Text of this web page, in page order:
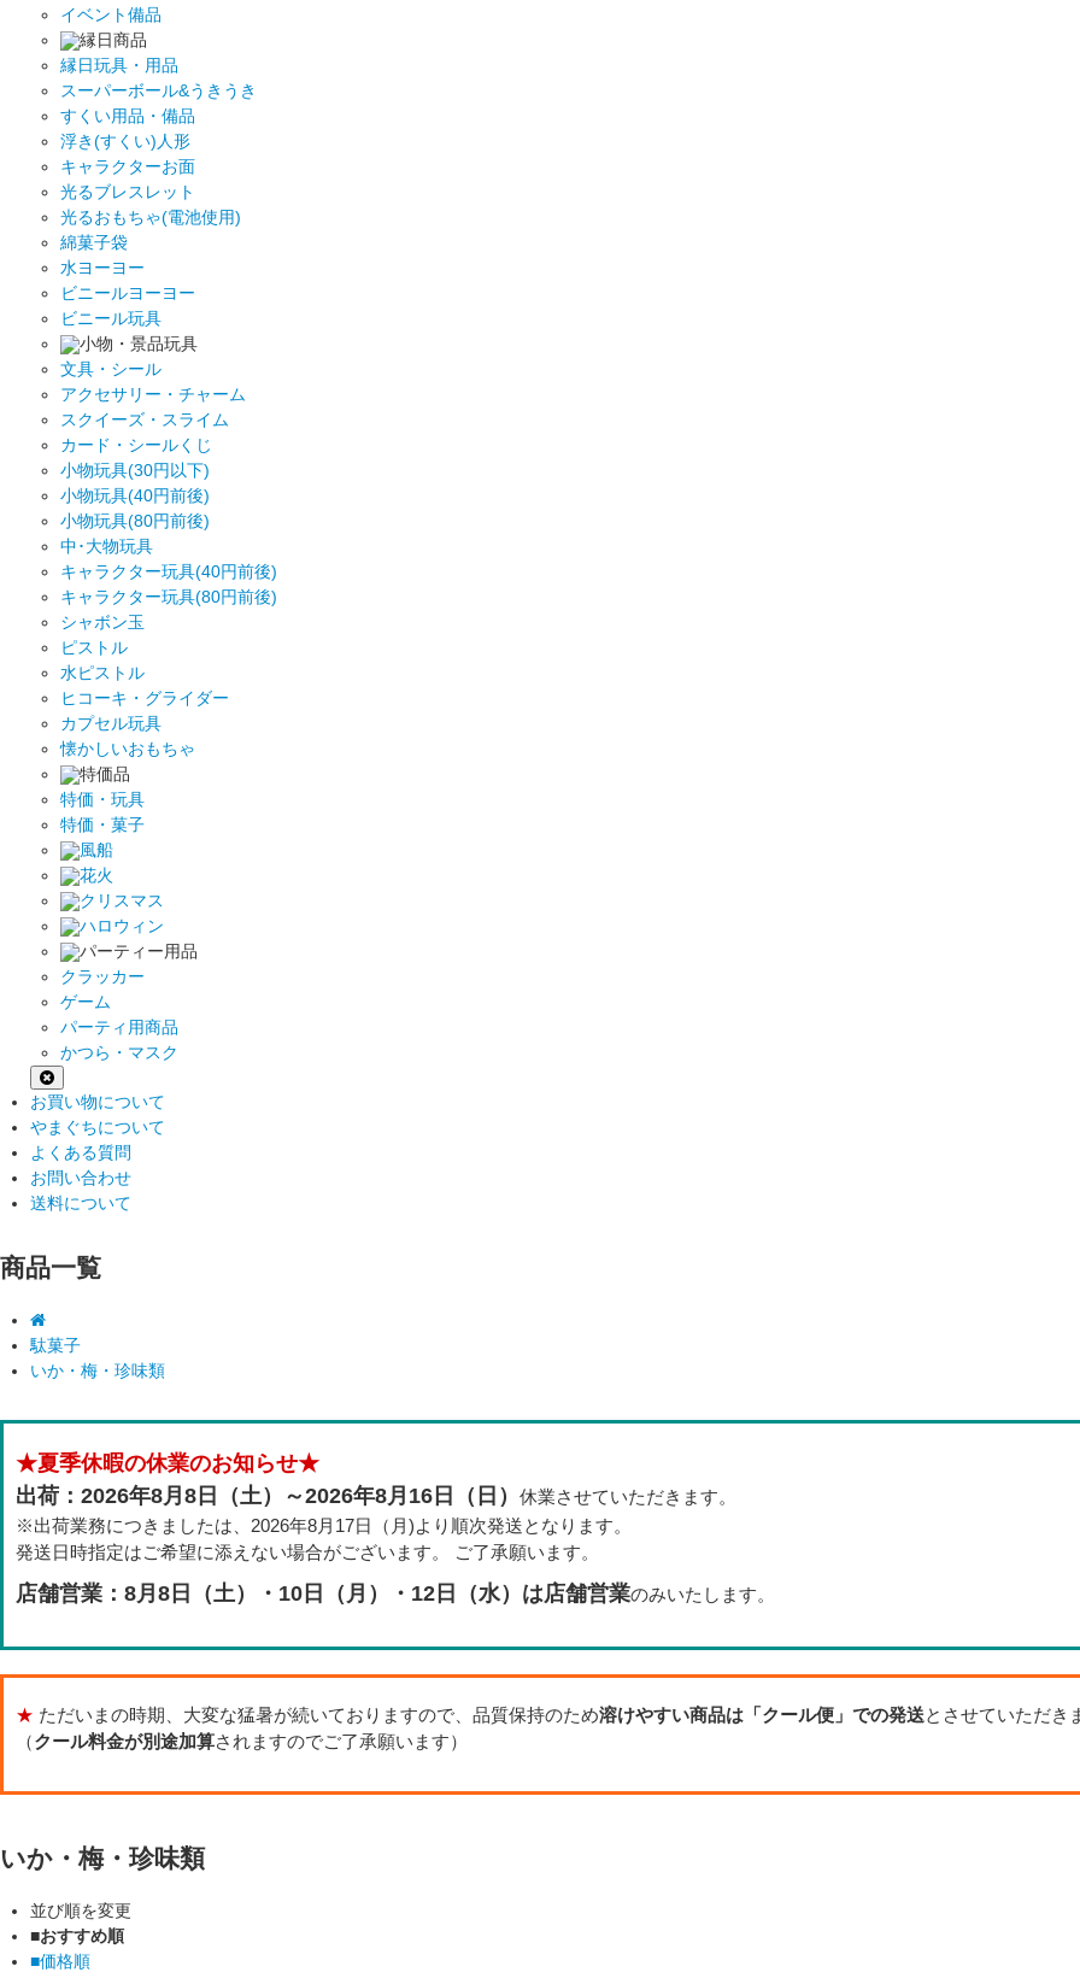
イベント備品
縁日商品
縁日玩具・用品
スーパーボール&うきうき
すくい用品・備品
浮き(すくい)人形
キャラクターお面
光るブレスレット
光るおもちゃ(電池使用)
綿菓子袋
水ヨーヨー
ビニールヨーヨー
ビニール玩具
小物・景品玩具
文具・シール
アクセサリー・チャーム
スクイーズ・スライム
カード・シールくじ
小物玩具(30円以下)
小物玩具(40円前後)
小物玩具(80円前後)
中･大物玩具
キャラクター玩具(40円前後)
キャラクター玩具(80円前後)
シャボン玉
ピストル
水ピストル
ヒコーキ・グライダー
カプセル玩具
懐かしいおもちゃ
特価品
特価・玩具
特価・菓子
風船
花火
クリスマス
ハロウィン
パーティー用品
クラッカー
ゲーム
パーティ用商品
かつら・マスク
お買い物について
やまぐちについて
よくある質問
お問い合わせ
送料について
商品一覧
駄菓子
いか・梅・珍味類
★夏季休暇の休業のお知らせ★
出荷：2026年8月8日（土）～2026年8月16日（日） 休業させていただきます。
※出荷業務につきましたは、2026年8月17日（月)より順次発送となります。
発送日時指定はご希望に添えない場合がございます。 ご了承願います。
店舗営業：8月8日（土）・10日（月）・12日（水）は店舗営業のみいたします。
★ ただいまの時期、大変な猛暑が続いておりますので、品質保持のため溶けやすい商品は「クール便」での発送とさせていただき
（クール料金が別途加算されますのでご了承願います）
いか・梅・珍味類
並び順を変更
■おすすめ順
■価格順